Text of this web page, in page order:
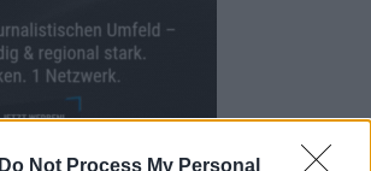
Do Not Process My Personal